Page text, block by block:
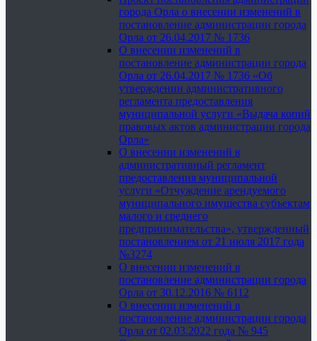
города Орла о внесении изменений в
постановление администрации города
Орла от 26.04.2017 № 1736
О внесении изменений в
постановление администрации города
Орла от 26.04.2017 № 1736 «Об
утверждении административного
регламента предоставления
муниципальной услуги «Выдача копий
правовых актов администрации города
Орла»
О внесении изменений в
административный регламент
предоставления муниципальной
услуги «Отчуждение арендуемого
муниципального имущества субъектам
малого и среднего
предпринимательства», утвержденный
постановлением от 21 июля 2017 года
№3274
О внесении изменений в
постановление администрации города
Орла от 30.12.2016 № 6112
О внесении изменений в
постановление администрации города
Орла от 02.03.2022 года № 945